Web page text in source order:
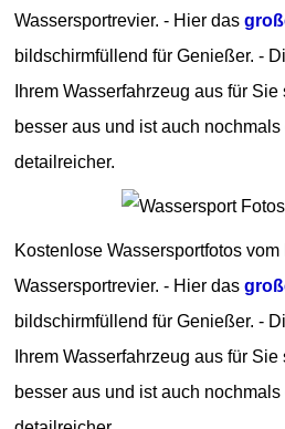
Wassersportrevier. - Hier das
bildschirmfüllend für Genießer. -
Ihrem Wasserfahrzeug aus für
besser aus und ist auch
detailreicher.
Kostenlose Wassersportfotos
Wassersportrevier. - Hier das
bildschirmfüllend für Genießer. -
Ihrem Wasserfahrzeug aus für
besser aus und ist auch